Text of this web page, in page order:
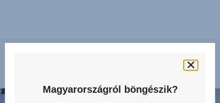
VÉDI
Magyarországról böngészik?